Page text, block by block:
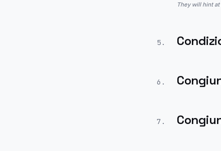
They will hint
5 .
6 .
7 .